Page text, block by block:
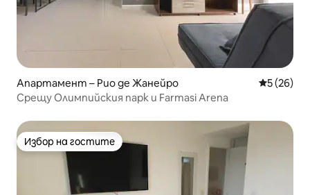
Апартамент – Рио де Жанейро Средна
5 (26)
Срещу Олимпийския парк и Farmasi Arena
Избор на гостите
Избор на гостите